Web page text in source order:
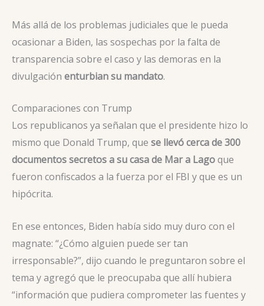
Más allá de los problemas judiciales que le pueda
ocasionar a Biden, las sospechas por la falta de
transparencia sobre el caso y las demoras en la
divulgación enturbian su mandato.
Comparaciones con Trump
Los republicanos ya señalan que el presidente hizo lo
mismo que Donald Trump, que se llevó cerca de 300
documentos secretos a su casa de Mar a Lagoque
fueron confiscados a la fuerza por el FBI y que es un
hipócrita.
En ese entonces, Biden había sido muy duro con el
magnate: “¿Cómo alguien puede ser tan
irresponsable?”, dijo cuando le preguntaron sobre el
tema y agregó que le preocupaba que allí hubiera
“información que pudiera comprometer las fuentes y